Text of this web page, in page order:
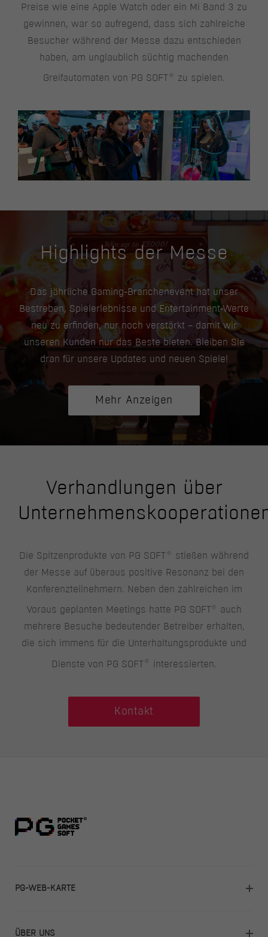
Preise wie eine Apple Watch oder ein Mi Band 3 zu
gewinnen, war so aufregend, dass sich zahlreiche
Besucher während der Messe dazu entschieden
haben, am unglaublich süchtig machenden
Greifautomaten von PG SOFT® zu spielen.
Highlights der Messe
Das jährliche Gaming-Branchenevent hat unser
Bestreben, Spielerlebnisse und Entertainment-Werte
neu zu erfinden, nur noch verstärkt – damit wir
unseren Kunden nur das Beste bieten. Bleiben Sie
dran für unsere Updates und neuen Spiele!
Mehr Anzeigen
Verhandlungen über
Die Spitzenprodukte von PG SOFT® stießen während
der Messe auf überaus positive Resonanz bei den
Konferenzteilnehmern. Neben den zahlreichen im
Voraus geplanten Meetings hatte PG SOFT® auch
mehrere Besuche bedeutender Betreiber erhalten,
die sich immens für die Unterhaltungsprodukte und
Dienste von PG SOFT® interessierten.
Kontakt
PG-WEB-KARTE
ÜBER UNS